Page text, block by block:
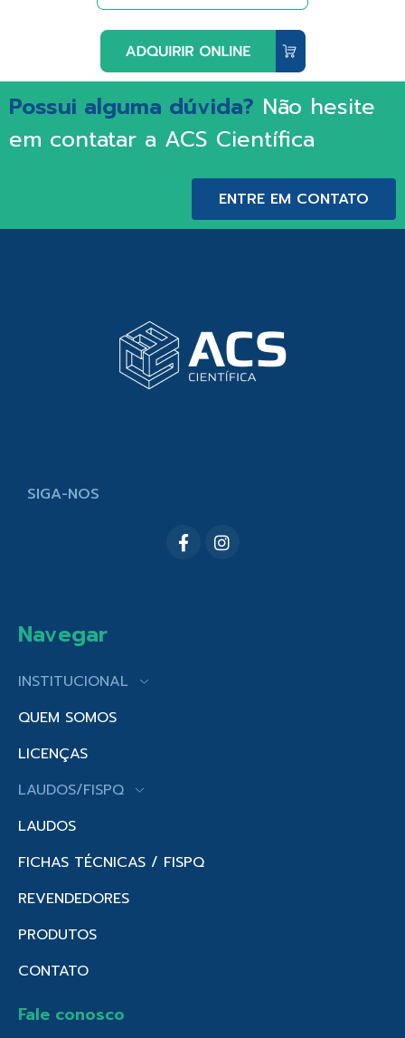
Possui alguma dúvida? Não hesite
em contatar a ACS Científica
ENTRE EM CONTATO
SIGA-NOS
Navegar
INSTITUCIONAL
QUEM SOMOS
LICENÇAS
LAUDOS/FISPQ
LAUDOS
FICHAS TÉCNICAS / FISPQ
REVENDEDORES
PRODUTOS
CONTATO
Fale conosco